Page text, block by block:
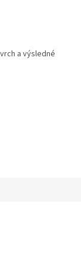
a výsledné